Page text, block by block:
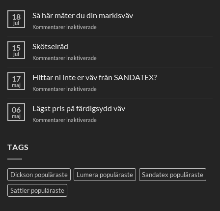
18
jul
Så här mäter du din markisväv
Kommentarer inaktiveradeför
du
markisväv
15
jul
Skötselråd
Kommentarer inaktiveradeför
17
maj
Hittar ni inte er väv från SANDATEX?
Kommentarer inaktiveradeför
inte
er
06
maj
Lägst pris på färdigsydd väv
Kommentarer inaktiveradeför
TAGS
Dickson populäraste Lumera populäraste
Sandatex populäraste
Sattler populäraste